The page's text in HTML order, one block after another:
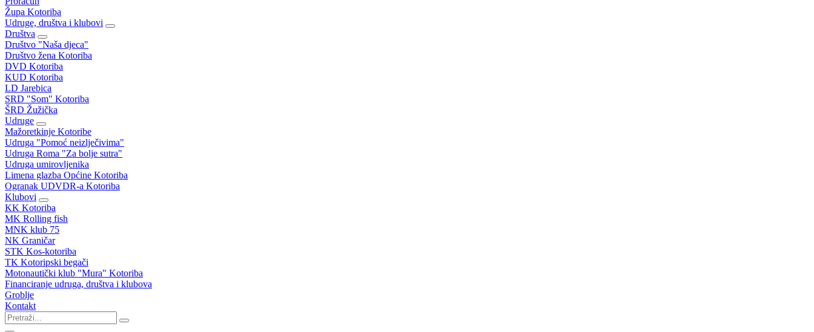
Župa Kotoriba
Udruge, društva i klubovi
Društva
Društvo "Naša djeca"
Društvo žena Kotoriba
DVD Kotoriba
KUD Kotoriba
LD Jarebica
SRD "Som" Kotoriba
ŠRD Žužička
Udruge
Mažoretkinje Kotoribe
Udruga "Pomoć neizlječivima"
Udruga Roma "Za bolje sutra"
Udruga umirovljenika
Limena glazba Općine Kotoriba
Ogranak UDVDR-a Kotoriba
Klubovi
KK Kotoriba
MK Rolling fish
MNK klub 75
NK Graničar
STK Kos-kotoriba
TK Kotoripski begači
Motonautički klub "Mura" Kotoriba
Financiranje udruga, društva i klubova
Groblje
Kontakt